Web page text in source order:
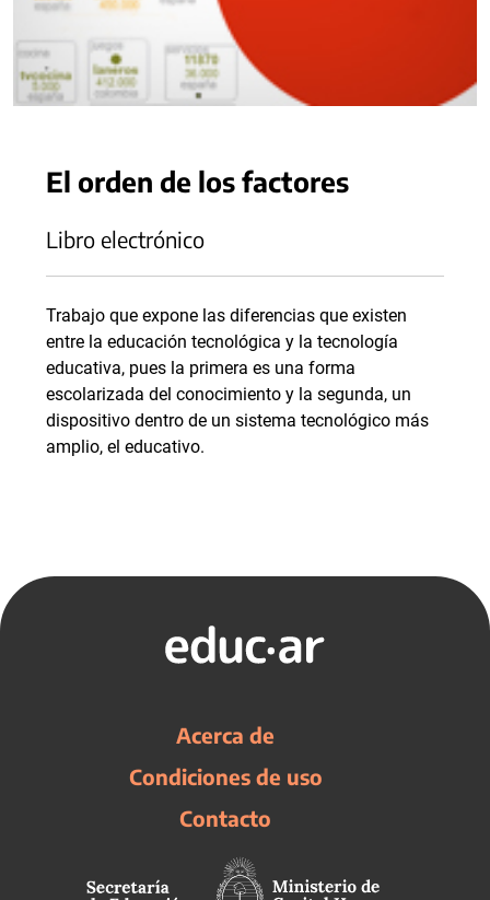
El orden de los factores
Libro electrónico
Trabajo que expone las diferencias que existen
entre la educación tecnológica y la tecnología
educativa, pues la primera es una forma
escolarizada del conocimiento y la segunda, un
dispositivo dentro de un sistema tecnológico más
amplio, el educativo.
Acerca de
Condiciones de uso
Contacto